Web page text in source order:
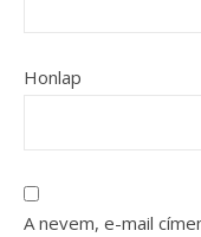
Honlap
A nevem, e-mail